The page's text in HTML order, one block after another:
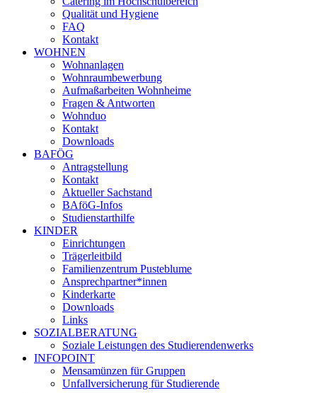
Qualität und Hygiene
FAQ
Kontakt
WOHNEN
Wohnanlagen
Wohnraumbewerbung
Aufmaßarbeiten Wohnheime
Fragen & Antworten
Wohnduo
Kontakt
Downloads
BAFÖG
Antragstellung
Kontakt
Aktueller Sachstand
BAföG-Infos
Studienstarthilfe
KINDER
Einrichtungen
Trägerleitbild
Familienzentrum Pusteblume
Ansprechpartner*innen
Kinderkarte
Downloads
Links
SOZIALBERATUNG
Soziale Leistungen des Studierendenwerks
INFOPOINT
Mensamünzen für Gruppen
Unfallversicherung für Studierende